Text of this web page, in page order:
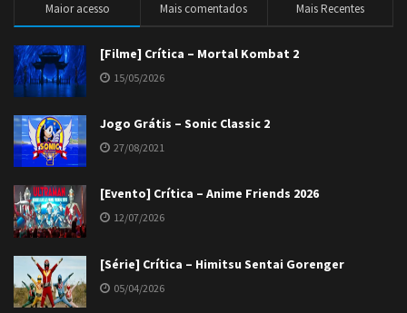
Maior acesso Mais comentados Mais Recentes
[Filme] Crítica – Mortal Kombat 2
15/05/2026
Jogo Grátis – Sonic Classic 2
27/08/2021
[Evento] Crítica – Anime Friends 2026
12/07/2026
[Série] Crítica – Himitsu Sentai Gorenger
05/04/2026